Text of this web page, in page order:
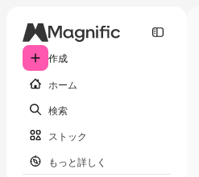
作成
ホーム
検索
ストック
もっと詳しく